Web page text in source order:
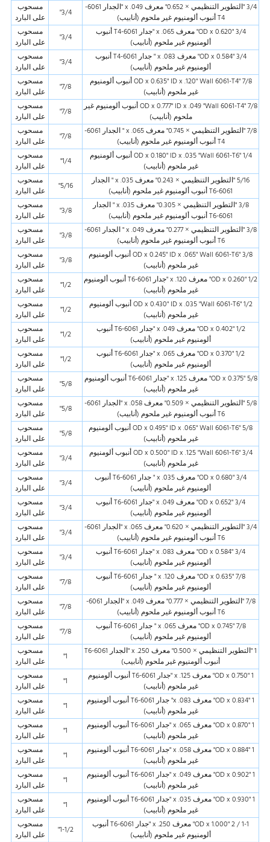
3/4 "التطوير التنظيمي × 0.652" معرف x .049 "الجدار 6061-
T4 أنبوب ألومنيوم غير ملحوم (أنابيب)
3/4"
مسحوب
على البارد
3/4 "OD x 0.620" معرف x .065 "جدار 6061-T4 أنبوب
ألومنيوم غير ملحوم (أنابيب)
3/4"
مسحوب
على البارد
3/4 "OD x 0.584" معرف x .083 " جدار 6061-T4 أنبوب
ألومنيوم غير ملحوم (أنابيب)
3/4"
مسحوب
على البارد
7/8 "OD x 0.635" ID x .120" Wall 6061-T4 أنبوب ألومنيوم
غير ملحوم (أنابيب)
7/8"
مسحوب
على البارد
7/8 "OD x 0.777" ID x .049 "Wall 6061-T4 أنبوب ألومنيوم غير
ملحوم (أنابيب)
7/8"
مسحوب
على البارد
7/8 "التطوير التنظيمي × 0.745" معرف x .065 " الجدار 6061-
T4 أنبوب ألومنيوم غير ملحوم (أنابيب)
7/8"
مسحوب
على البارد
1/4 "OD x 0.180" ID x .035 "Wall 6061-T6 أنبوب ألومنيوم
غير ملحوم (أنابيب)
1/4"
مسحوب
على البارد
5/16 "التطوير التنظيمي × 0.243" معرف x .035 " الجدار
6061-T6 أنبوب ألومنيوم غير ملحوم (أنابيب)
5/16"
مسحوب
على البارد
3/8 "التطوير التنظيمي × 0.305" معرف x .035 " الجدار
6061-T6 أنبوب ألومنيوم غير ملحوم (أنابيب)
3/8"
مسحوب
على البارد
3/8 "التطوير التنظيمي × 0.277" معرف x .049 " الجدار 6061-
T6 أنبوب ألومنيوم غير ملحوم (أنابيب)
3/8"
مسحوب
على البارد
3/8 "OD x 0.245" ID x .065" Wall 6061-T6 أنبوب ألومنيوم
غير ملحوم (أنابيب)
3/8"
مسحوب
على البارد
1/2 "OD x 0.260" معرف x .120 "جدار 6061-T6 أنبوب ألومنيوم
غير ملحوم (أنابيب)
1/2"
مسحوب
على البارد
1/2 "OD x 0.430" ID x .035 "Wall 6061-T6 أنبوب ألومنيوم
غير ملحوم (أنابيب)
1/2"
مسحوب
على البارد
1/2 "OD x 0.402" معرف x .049 "جدار 6061-T6 أنبوب
ألومنيوم غير ملحوم (أنابيب)
1/2"
مسحوب
على البارد
1/2 "OD x 0.370" معرف x .065 "جدار 6061-T6 أنبوب
ألومنيوم غير ملحوم (أنابيب)
1/2"
مسحوب
على البارد
5/8 "OD x 0.375" معرف x .125 "جدار 6061-T6 أنبوب ألومنيوم
غير ملحوم (أنابيب)
5/8"
مسحوب
على البارد
5/8 "التطوير التنظيمي × 0.509" معرف x .058 "الجدار 6061-
T6 أنبوب ألومنيوم غير ملحوم (أنابيب)
5/8"
مسحوب
على البارد
5/8 "OD x 0.495" ID x .065" Wall 6061-T6 أنبوب ألومنيوم
غير ملحوم (أنابيب)
5/8"
مسحوب
على البارد
3/4 "OD x 0.500" ID x .125 "Wall 6061-T6 أنبوب ألومنيوم
غير ملحوم (أنابيب)
3/4"
مسحوب
على البارد
3/4 "OD x 0.680" معرف x .035 " جدار 6061-T6 أنبوب
ألومنيوم غير ملحوم (أنابيب)
3/4"
مسحوب
على البارد
3/4 "OD x 0.652" معرف x .049 "جدار 6061-T6 أنبوب
ألومنيوم غير ملحوم (أنابيب)
3/4"
مسحوب
على البارد
3/4 "التطوير التنظيمي × 0.620" معرف x .065 "الجدار 6061-
T6 أنبوب ألومنيوم غير ملحوم (أنابيب)
3/4"
مسحوب
على البارد
3/4 "OD x 0.584" معرف x .083 "جدار 6061-T6 أنبوب
ألومنيوم غير ملحوم (أنابيب)
3/4"
مسحوب
على البارد
7/8 "OD x 0.635" معرف x .120 " جدار 6061-T6 أنبوب
ألومنيوم غير ملحوم (أنابيب)
7/8"
مسحوب
على البارد
7/8 "التطوير التنظيمي × 0.777" معرف x .049 "الجدار 6061-
T6 أنبوب ألومنيوم غير ملحوم (أنابيب)
7/8"
مسحوب
على البارد
7/8 "OD x 0.745" معرف x .065 " جدار 6061-T6 أنبوب
ألومنيوم غير ملحوم (أنابيب)
7/8"
مسحوب
على البارد
1 "التطوير التنظيمي × 0.500" معرف x .250 "الجدار 6061-T6
أنبوب ألومنيوم غير ملحوم (أنابيب)
1"
مسحوب
على البارد
1 "OD x 0.750" معرف x .125 "جدار 6061-T6 أنبوب ألومنيوم
غير ملحوم (أنابيب)
1"
مسحوب
على البارد
1 "OD x 0.834" معرف x .083" جدار 6061-T6 أنبوب ألومنيوم
غير ملحوم (أنابيب)
1"
مسحوب
على البارد
1 "OD x 0.870" معرف x .065 "جدار 6061-T6 أنبوب ألومنيوم
غير ملحوم (أنابيب)
1"
مسحوب
على البارد
1 "OD x 0.884" معرف x .058 "جدار 6061-T6 أنبوب ألومنيوم
غير ملحوم (أنابيب)
1"
مسحوب
على البارد
1 "OD x 0.902" معرف x .049 "جدار 6061-T6 أنبوب ألومنيوم
غير ملحوم (أنابيب)
1"
مسحوب
على البارد
1 "OD x 0.930" معرف x .035 "جدار 6061-T6 أنبوب ألومنيوم
غير ملحوم (أنابيب)
1"
مسحوب
على البارد
1-1 / 2 "OD x 1.000" معرف x .250 "جدار 6061-T6 أنبوب
ألومنيوم غير ملحوم (أنابيب)
1-1/2"
مسحوب
على البارد